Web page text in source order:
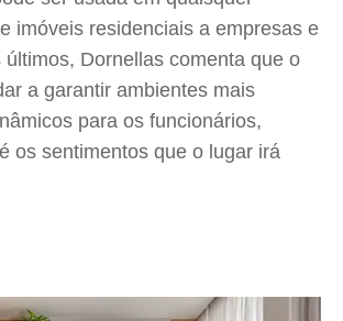
imóveis residenciais a empresas e
últimos, Dornellas comenta que o
a garantir ambientes mais
para os funcionários,
os sentimentos que o lugar irá